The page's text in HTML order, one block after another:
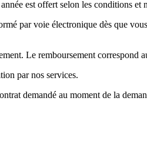
est offert selon les conditions et
par voie électronique dès que
Le remboursement correspond
par nos services.
demandé au moment de la